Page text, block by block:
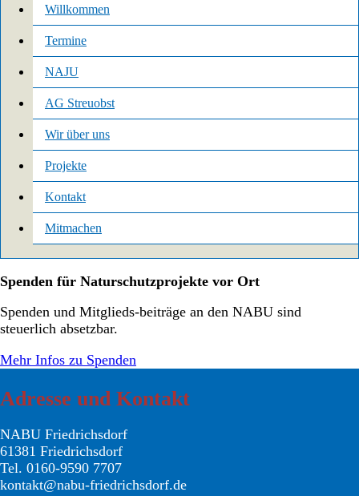
Willkommen
Termine
NAJU
AG Streuobst
Wir über uns
Projekte
Kontakt
Mitmachen
Spenden für Naturschutzprojekte vor Ort
Spenden und Mitglieds-beiträge an den NABU sind
steuerlich absetzbar.
Mehr Infos zu Spenden
Adresse und Kontakt
NABU Friedrichsdorf
61381 Friedrichsdorf
Tel. 0160-9590 7707
kontakt@nabu-friedrichsdorf.de